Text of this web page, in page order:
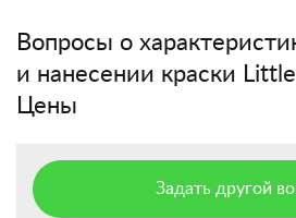
Вопросы о
и нанесении краски
Цены
Задать другой